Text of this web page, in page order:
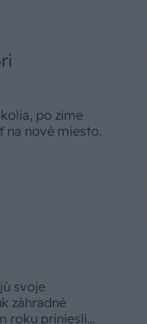
po zime
na nové miesto.
svoje
záhradné
roku priniesli